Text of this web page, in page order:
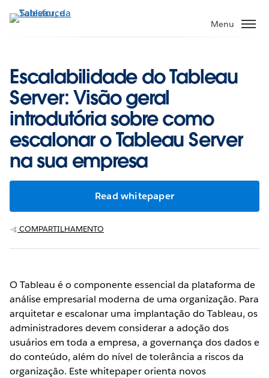
Pular
para
Menu
Escalabilidade do Tableau
Server: Visão geral
introdutória sobre como
escalonar o Tableau Server
na sua empresa
Read whitepaper
COMPARTILHAMENTO
O Tableau é o componente essencial da plataforma de
análise empresarial moderna de uma organização. Para
arquitetar e escalonar uma implantação do Tableau, os
administradores devem considerar a adoção dos
usuários em toda a empresa, a governança dos dados e
do conteúdo, além do nível de tolerância a riscos da
organização. Este whitepaper orienta novos